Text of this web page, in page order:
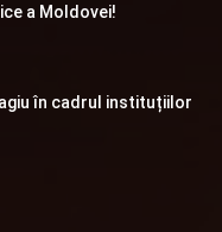
a Moldovei!
în cadrul instituțiilor